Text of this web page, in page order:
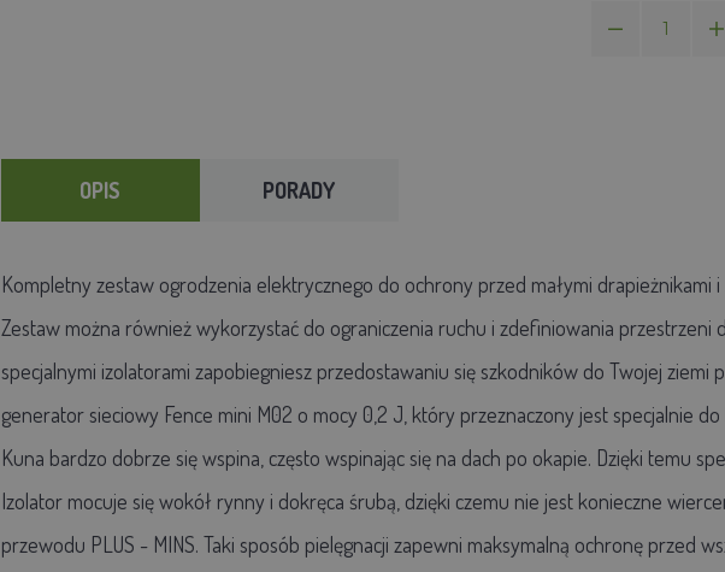
OPIS PORADY
Kompletny zestaw ogrodzenia elektrycznego do ochrony przed małymi drapieżnikami i
Zestaw można również wykorzystać do ograniczenia ruchu i zdefiniowania przestrzeni
specjalnymi izolatorami zapobiegniesz przedostawaniu się szkodników do Twojej ziemi
generator sieciowy Fence mini M02 o mocy 0,2 J, który przeznaczony jest specjalnie
Kuna bardzo dobrze się wspina, często wspinając się na dach po okapie. Dzięki temu
Izolator mocuje się wokół rynny i dokręca śrubą, dzięki czemu nie jest konieczne
przewodu PLUS - MINS. Taki sposób pielęgnacji zapewni maksymalną ochronę przed